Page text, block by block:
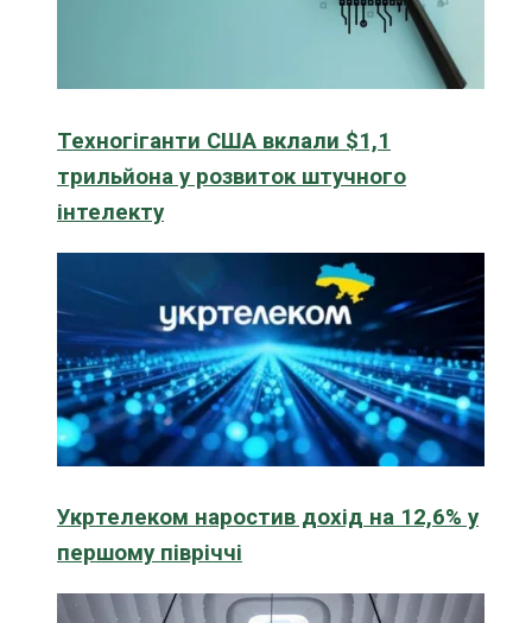
Техногіганти США вклали $1,1
трильйона у розвиток штучного
інтелекту
Укртелеком наростив дохід на 12,6% у
першому півріччі